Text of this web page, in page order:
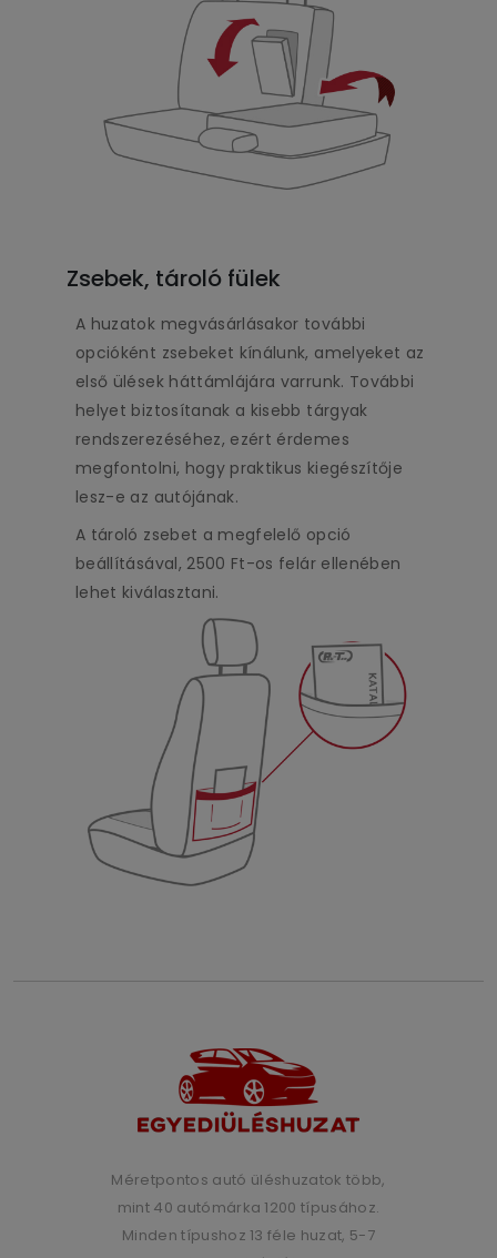
Zsebek, tároló fülek
A huzatok megvásárlásakor további
opcióként zsebeket kínálunk, amelyeket az
első ülések háttámlájára varrunk. További
helyet biztosítanak a kisebb tárgyak
rendszerezéséhez, ezért érdemes
megfontolni, hogy praktikus kiegészítője
lesz-e az autójának.
A tároló zsebet a megfelelő opció
beállításával, 2500 Ft-os felár ellenében
lehet kiválasztani.
Méretpontos autó üléshuzatok több,
mint 40 autómárka 1200 típusához.
Minden típushoz 13 féle huzat, 5-7